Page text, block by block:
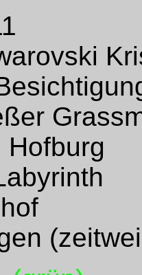
Hofburg